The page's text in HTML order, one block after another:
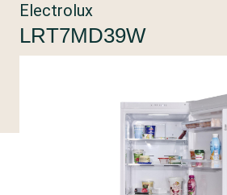
Electrolux
LRT7MD39W